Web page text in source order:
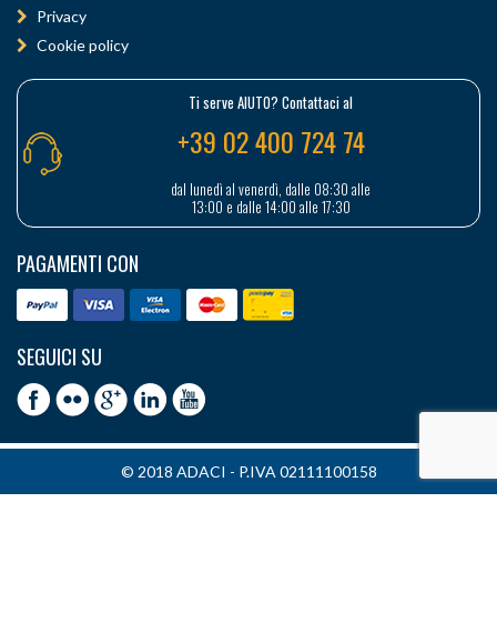
Privacy
Cookie policy
Ti serve AIUTO? Contattaci al
+39 02 400 724 74
dal lunedì al venerdì, dalle 08:30 alle
13:00 e dalle 14:00 alle 17:30
PAGAMENTI CON
SEGUICI SU
© 2018 ADACI - P.IVA 02111100158